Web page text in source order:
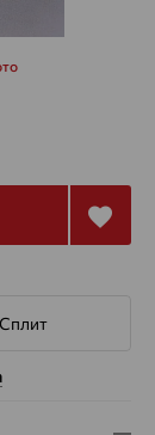
Сплит